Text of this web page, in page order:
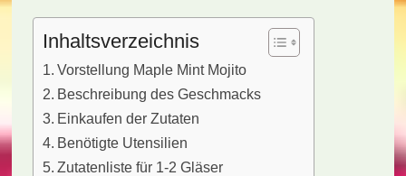
Inhaltsverzeichnis
Vorstellung Maple Mint Mojito
Beschreibung des Geschmacks
Einkaufen der Zutaten
Benötigte Utensilien
Zutatenliste für 1-2 Gläser